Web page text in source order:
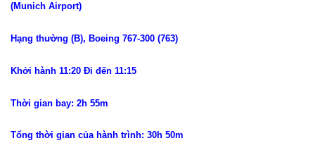
(Munich Airport)
Hạng thường (B), Boeing 767-300 (763)
Khởi hành 11:20 Đi đến 11:15
Thời gian bay: 2h 55m
Tổng thời gian của hành trình: 30h 50m